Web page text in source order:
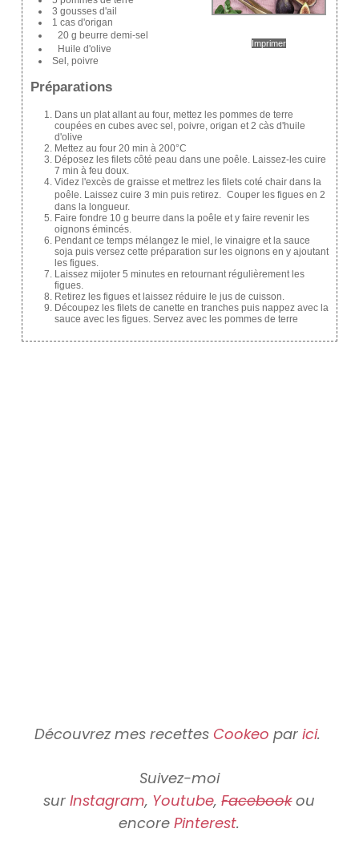
Imprimer
3 gousses d'ail
1 cas d'origan
20 g beurre demi-sel
Huile d'olive
Sel, poivre
Préparations
Dans un plat allant au four, mettez les pommes de terre
coupées en cubes avec sel, poivre, origan et 2 càs d'huile
d'olive
Mettez au four 20 min à 200°C
Déposez les filets côté peau dans une poêle. Laissez-les cuire
7 min à feu doux.
Videz l'excès de graisse et mettrez les filets coté chair dans la
poêle. Laissez cuire 3 min puis retirez. Couper les figues en 2
dans la longueur.
Faire fondre 10 g beurre dans la poêle et y faire revenir les
oignons émincés.
Pendant ce temps mélangez le miel, le vinaigre et la sauce
soja puis versez cette préparation sur les oignons en y ajoutant
les figues.
Laissez mijoter 5 minutes en retournant régulièrement les
figues.
Retirez les figues et laissez réduire le jus de cuisson.
Découpez les filets de canette en tranches puis nappez avec la
sauce avec les figues. Servez avec les pommes de terre
Découvrez mes recettes Cookeo par ici.
Suivez-moi
surInstagram, Youtube,Facebookou
encorePinterest.